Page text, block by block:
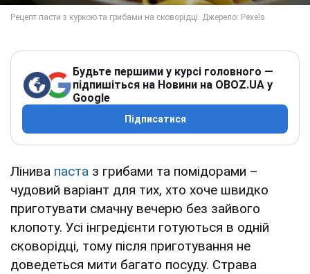
Будьте першими у курсі головного —
підпишіться на Новини на OBOZ.UA у
Google
Підписатися
Лінива паста з грибами та помідорами –
чудовий варіант для тих, хто хоче швидко
приготувати смачну вечерю без зайвого
клопоту. Усі інгредієнти готуються в одній
сковорідці, тому після приготування не
доведеться мити багато посуду. Страва